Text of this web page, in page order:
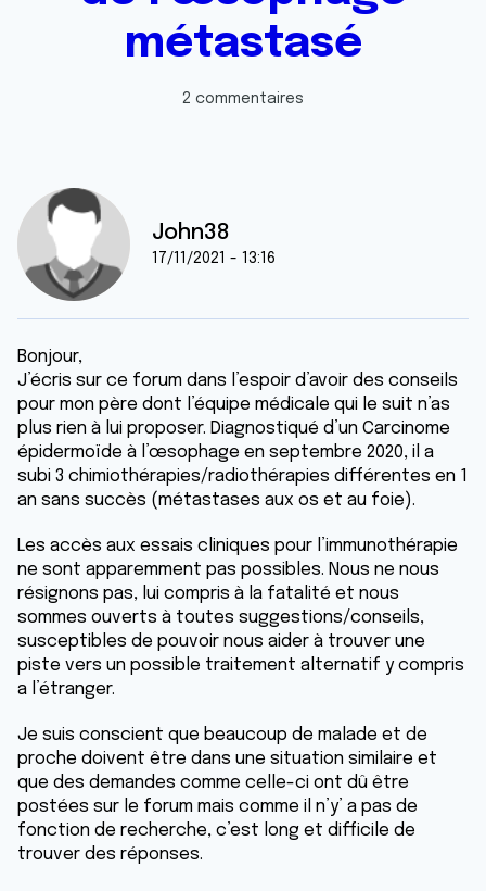
métastasé
2 commentaires
John38
17/11/2021 - 13:16
Bonjour,
J’écris sur ce forum dans l’espoir d’avoir des conseils
pour mon père dont l’équipe médicale qui le suit n’as
plus rien à lui proposer. Diagnostiqué d’un Carcinome
épidermoïde à l’œsophage en septembre 2020, il a
subi 3 chimiothérapies/radiothérapies différentes en 1
an sans succès (métastases aux os et au foie).
Les accès aux essais cliniques pour l’immunothérapie
ne sont apparemment pas possibles. Nous ne nous
résignons pas, lui compris à la fatalité et nous
sommes ouverts à toutes suggestions/conseils,
susceptibles de pouvoir nous aider à trouver une
piste vers un possible traitement alternatif y compris
a l’étranger.
Je suis conscient que beaucoup de malade et de
proche doivent être dans une situation similaire et
que des demandes comme celle-ci ont dû être
postées sur le forum mais comme il n’y’ a pas de
fonction de recherche, c’est long et difficile de
trouver des réponses.